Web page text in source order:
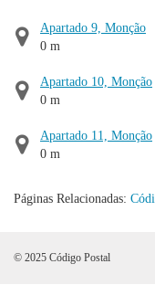
Apartado 9, Monção
0 m
Apartado 10, Monção
0 m
Apartado 11, Monção
0 m
Páginas Relacionadas:
© 2025 Código Postal